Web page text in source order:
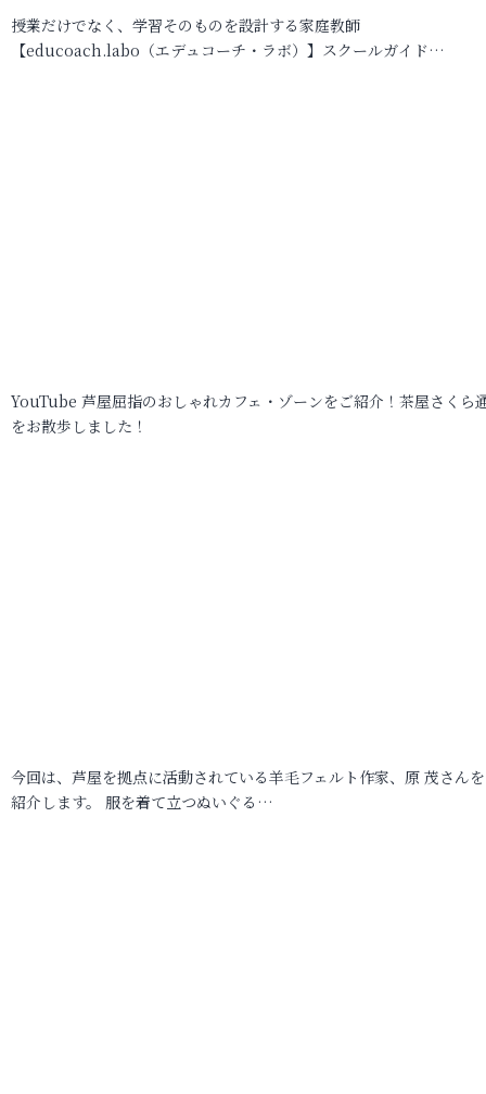
授業だけでなく、学習そのものを設計する家庭教師
【educoach.labo（エデュコーチ・ラボ）】スクールガイド…
YouTube 芦屋屈指のおしゃれカフェ・ゾーンをご紹介！茶屋さくら
をお散歩しました！
今回は、芦屋を拠点に活動されている羊毛フェルト作家、原 茂さん
紹介します。 服を着て立つぬいぐる…